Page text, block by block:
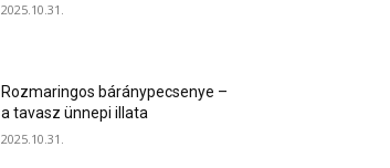
2025.10.31.
Rozmaringos báránypecsenye –
a tavasz ünnepi illata
2025.10.31.